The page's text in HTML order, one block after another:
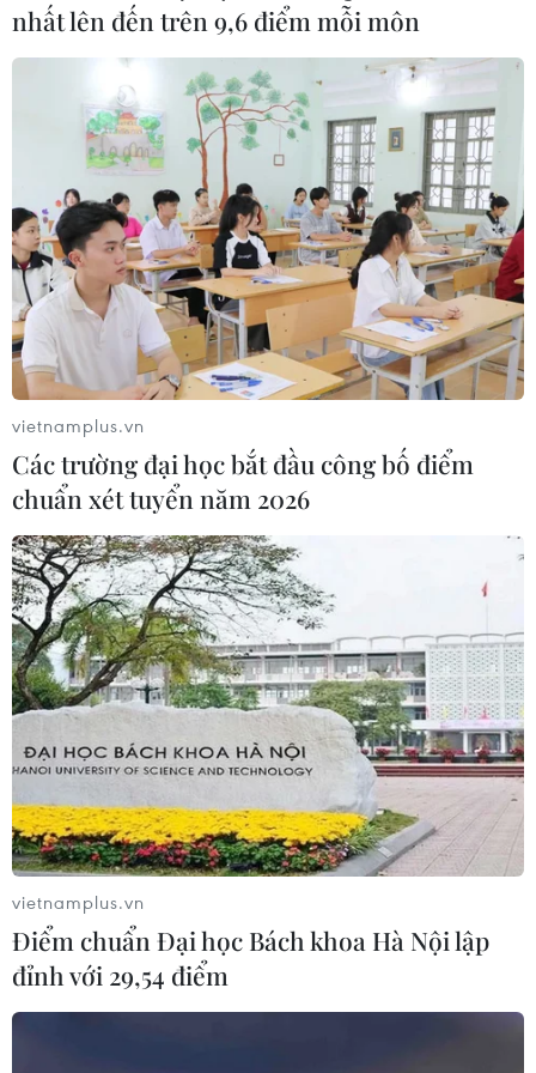
nhất lên đến trên 9,6 điểm mỗi môn
vietnamplus.vn
Các trường đại học bắt đầu công bố điểm
chuẩn xét tuyển năm 2026
vietnamplus.vn
Điểm chuẩn Đại học Bách khoa Hà Nội lập
đỉnh với 29,54 điểm